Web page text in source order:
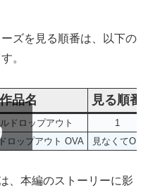
ズを見る順番は、以下の
。
品名 見る順番
ドロップアウト
1
ロップアウト OVA 見なくてOK
、本編のストーリーに影